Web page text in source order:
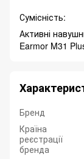
Сумісність:
Активні
Earmor M31
Бренд
Країна
реєстрації
бренда